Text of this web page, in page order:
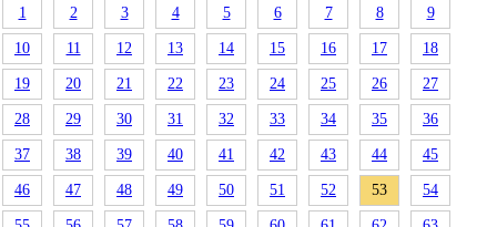
1
2 3 4 5 6 7 8 9
10 11 12 13 14 15 16 17 18
19 20 21 22 23 24 25 26 27
28 29 30 31 32 33 34 35 36
37 38 39 40 41 42 43 44 45
46 47 48 49 50 51 52 53 54